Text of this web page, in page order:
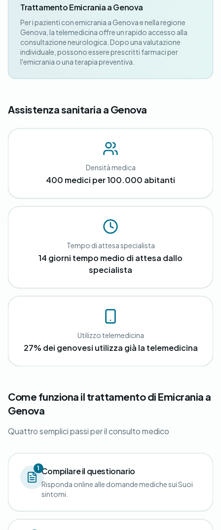
Trattamento Emicrania a Genova
Per i pazienti con emicrania a Genova e nella regione
Genova, la telemedicina offre un rapido accesso alla
consultazione neurologica. Dopo una valutazione
individuale, possono essere prescritti farmaci per
l'emicrania o una terapia preventiva.
Assistenza sanitaria a Genova
Densità medica
400 medici per 100.000 abitanti
Tempo di attesa specialista
14 giorni tempo medio di attesa dallo
specialista
Utilizzo telemedicina
27% dei genovesi utilizza già la telemedicina
Come funziona il trattamento di Emicrania a
Genova
Quattro semplici passi per il consulto medico
1 Compilare il questionario
Risponda online alle domande mediche sui Suoi
sintomi.